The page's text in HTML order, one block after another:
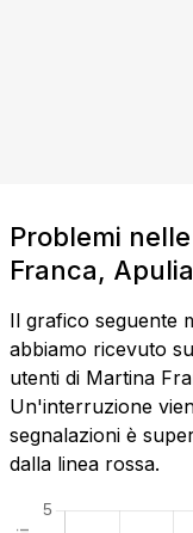
Problemi
Franca, Apulia
Il grafico seguente
abbiamo ricevuto
utenti di Martina
Un'interruzione
segnalazioni è
dalla linea rossa.